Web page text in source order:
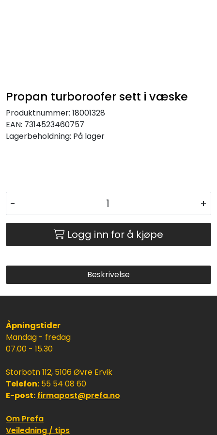
Propan turboroofer sett i væske
Produktnummer: 18001328
EAN: 7314523460757
Lagerbeholdning: På lager
- +
Logg inn for å kjøpe
Beskrivelse
Åpningstider
Mandag - fredag
07.00 - 15.30
Storbotn 112, 5106 Øvre Ervik
Telefon: 55 54 08 60
E-post: firmapost@prefa.no
Om Prefa
Veiledning / tips